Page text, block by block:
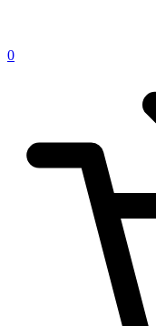
0